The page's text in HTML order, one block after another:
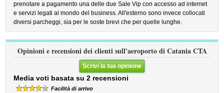
prenotare a pagamento una delle due Sale Vip con accesso ad internet
e servizi legati al mondo del business. All'esterno sono invece collocati
diversi parcheggi, sia per le soste brevi che per quelle lunghe.
Opinioni e recensioni dei clienti sull'aeroporto di Catania CTA
Scrivi la tua opinione
Media voti basata su 2 recensioni
Facilità di arrivo